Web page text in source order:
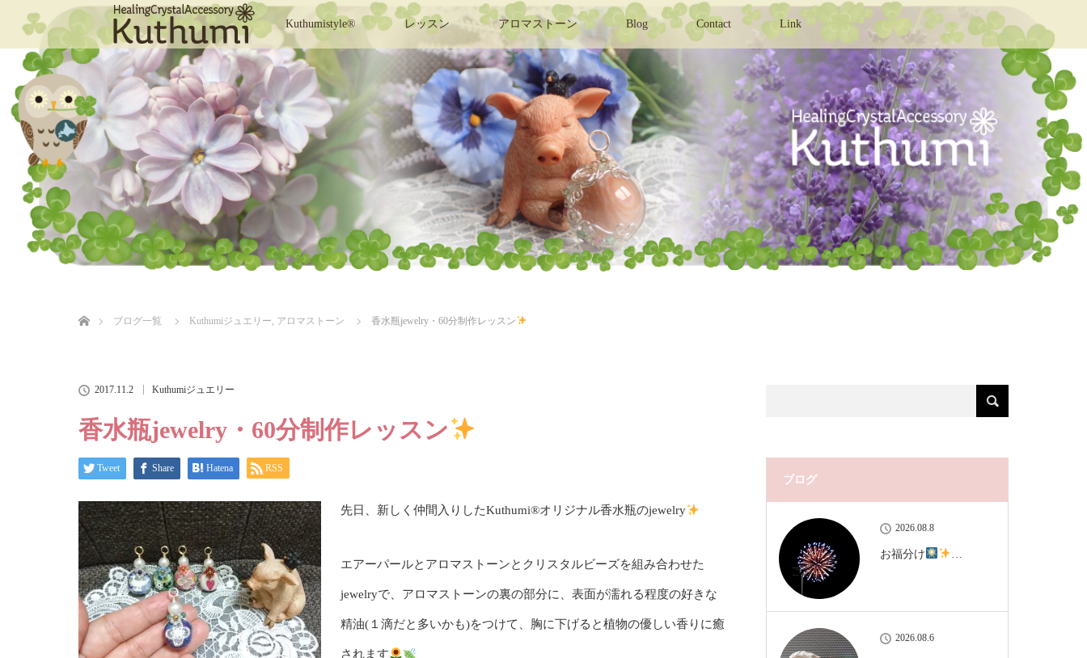
Kuthumistyle® レッスン アロマストーン Blog Contact Link
ブログ一覧
Kuthumiジュエリー, アロマストーン 香水瓶jewelry・60分制作レッスン
2017.11.2 Kuthumiジュエリー
香水瓶jewelry・60分制作レッスン
Tweet Share Hatena RSS
先日、新しく仲間入りしたKuthumi®️オリジナル香水瓶のjewelry
エアーパールとアロマストーンとクリスタルビーズを組み合わせた
jewelryで、アロマストーンの裏の部分に、表面が濡れる程度の好きな
精油(１滴だと多いかも)をつけて、胸に下げると植物の優しい香りに癒
されます
ブログ
2026.08.8
お福分け …
2026.08.6